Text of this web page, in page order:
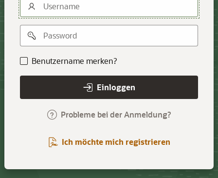
Benutzer
Passwort
Benutzername merken?
Einloggen
Probleme bei der Anmeldung?
Ich möchte mich registrieren